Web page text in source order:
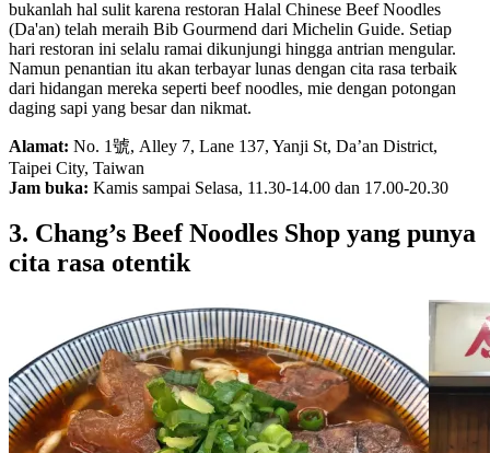
bukanlah hal sulit karena restoran Halal Chinese Beef Noodles
(Da'an) telah meraih Bib Gourmend dari Michelin Guide. Setiap
hari restoran ini selalu ramai dikunjungi hingga antrian mengular.
Namun penantian itu akan terbayar lunas dengan cita rasa terbaik
dari hidangan mereka seperti beef noodles, mie dengan potongan
daging sapi yang besar dan nikmat.
Alamat: No. 1號, Alley 7, Lane 137, Yanji St, Da’an District,
Taipei City, Taiwan
Jam buka: Kamis sampai Selasa, 11.30-14.00 dan 17.00-20.30
3. Chang’s Beef Noodles Shop yang punya
cita rasa otentik